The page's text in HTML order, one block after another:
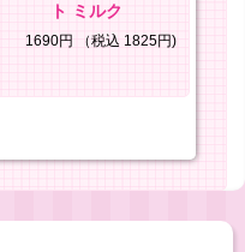
ト ミルク
1690円 （税込 1825円)